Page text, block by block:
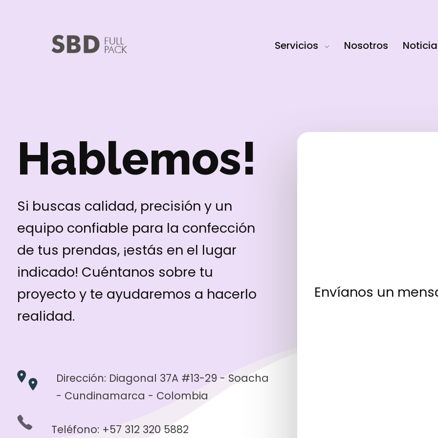
Servicios Nosotros
Hablemos!
Si buscas calidad, precisión y un
equipo confiable para la confección
de tus prendas, ¡estás en el lugar
indicado! Cuéntanos sobre tu
proyecto y te ayudaremos a hacerlo
realidad.
Dirección: Diagonal 37A #13-29 - Soacha
- Cundinamarca - Colombia
Teléfono: +57 312 320 5882
Envíanos un